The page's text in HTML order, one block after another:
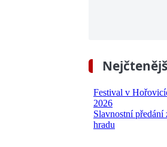
Festival v
2026
Slavnostní
hradu